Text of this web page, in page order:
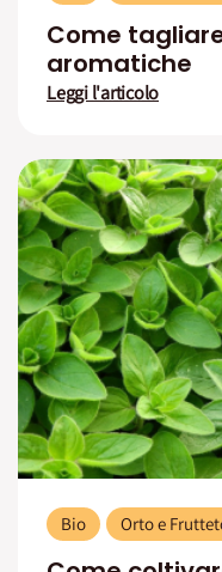
Come
aromatiche
Leggi l'articolo
Bio Orto e